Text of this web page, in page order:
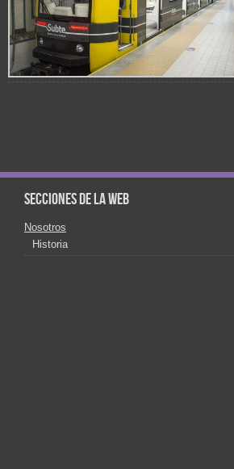
Secciones de la web
Nosotros
Historia